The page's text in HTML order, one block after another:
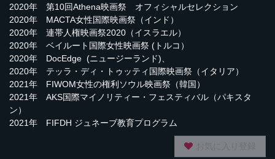
2020年 第10回Athena映画祭 オフィシャルセレクション
2020年 MACTA女性国際映画祭（インド）
2020年 連帯人権映画祭2020（イスラエル）
2020年 ベイルート国際女性映画祭 (トルコ）
2020年 DocEdge (ニュージーランド)、
2020年 テッラ・ディ・トゥッティ国際映画祭（イタリア）
2021年 FIWOM女性の権利ソウル映画祭（韓国）
2021年 AKS国際マイノリティー・フェスティバル（パキスタ
ン）
2021年 FIFDH ジュネーブ教育プログラム